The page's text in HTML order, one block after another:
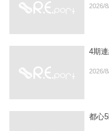
2026/
4期
2026/
都心